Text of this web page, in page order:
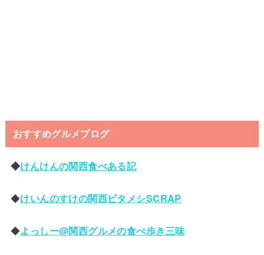
おすすめグルメブログ
◆けんけんの関西食べある記
◆けいんのすけの関西ビタメシSCRAP
◆よっしー@関西グルメの食べ歩き三味